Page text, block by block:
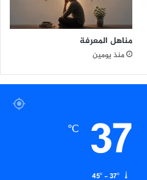
مناهل المعرفة
منذ يومين
37
℃